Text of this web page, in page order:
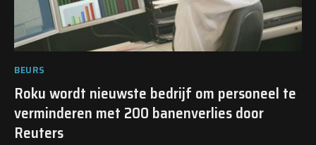
BEURS
Roku wordt nieuwste bedrijf om personeel te
verminderen met 200 banenverlies door
Reuters